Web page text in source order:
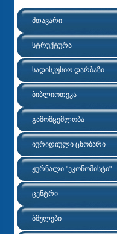
მთავარი
სტრუქტურა
სადისკუსიო დარბაზი
ბიბლიოთეკა
გამომცემლობა
იურიდიული ცნობარი
ჟურნალი "ეკონომისტი"
ცენტრი
ბმულები